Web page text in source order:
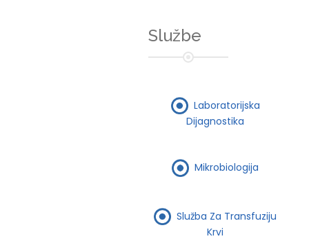
Službe
Laboratorijska
Dijagnostika
Mikrobiologija
Služba Za Transfuziju
Krvi